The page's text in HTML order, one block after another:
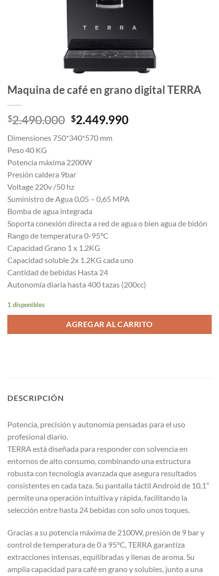
Maquina de café en grano digital TERRA
$2.490.000 El
original
$2.490.000.
$2.449.990El
Dimensiones 750*340*570 mm
Peso 40 KG
Potencia máxima 2200W
Presión caldera 9bar
Voltage 220v /50 hz
Suministro de Agua 0,05 – 0,65 MPA
Bomba de agua integrada
Soporta conexión directa a red de agua o bien agua de bidón
Rango de temperatura 0-95°C
Capacidad Grano 1 x 1.2KG
Capacidad soluble 2x 1.2KG cada uno
Cantidad de bebidas Hasta 24
Autonomía diaria hasta 400 tazas (200cc)
1 disponibles
AGREGAR AL CARRITO
DESCRIPCIÓN
Potencia, precisión y autonomía pensadas para el uso
profesional diario.
TERRA está diseñada para responder con solvencia en
entornos de alto consumo, combinando una estructura
robusta con tecnología avanzada que asegura resultados
consistentes en cada taza. Su pantalla táctil Android de 10,1”
permite una operación intuitiva y rápida, facilitando la
selección entre hasta 24 bebidas con solo unos toques.
Gracias a su potencia máxima de 2100W, presión de 9 bar y
control de temperatura de 0 a 95°C, TERRA garantiza
extracciones intensas, equilibradas y llenas de aroma. Su
amplia capacidad para café en grano y solubles, junto a una